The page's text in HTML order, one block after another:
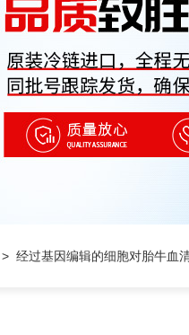
> 经过基因编辑的细胞对胎牛血